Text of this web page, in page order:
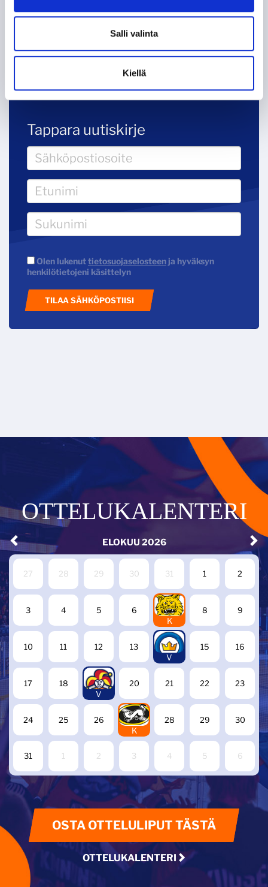
Salli valinta
Kiellä
KOHTI AMMATTILAISUUTTA, OSA 2: EUROOPAN
LIIGA
KOHTI AMMATTILAISUUTTA, OSA 1:
Tappara uutiskirje
Olen lukenuttietosuojaselosteen ja hyväksyn
henkilötietojeni käsittelyn
TILAA SÄHKÖPOSTIISI
OTTELUKALENTERI
ELOKUU 2026
27 28 29 30 31 1 2
3 4 5 6
7
K
8 9
10 11 12 13
14
V
15 16
17 18
19
V
20 21 22 23
24 25 26
27
K
28 29 30
31 1 2 3 4 5 6
OSTA OTTELULIPUT TÄSTÄ
OTTELUKALENTERI